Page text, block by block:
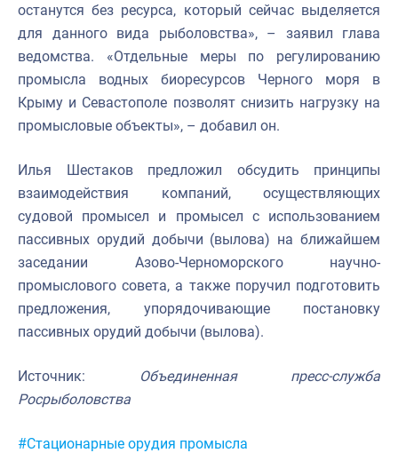
останутся без ресурса, который сейчас выделяется
для данного вида рыболовства», – заявил глава
ведомства. «Отдельные меры по регулированию
промысла водных биоресурсов Черного моря в
Крыму и Севастополе позволят снизить нагрузку на
промысловые объекты», – добавил он.
Илья Шестаков предложил обсудить принципы
взаимодействия компаний, осуществляющих
судовой промысел и промысел с использованием
пассивных орудий добычи (вылова) на ближайшем
заседании Азово-Черноморского научно-
промыслового совета, а также поручил подготовить
предложения, упорядочивающие постановку
пассивных орудий добычи (вылова).
Источник:
Объединенная пресс-служба
Росрыболовства
Метки:
#Стационарные орудия промысла